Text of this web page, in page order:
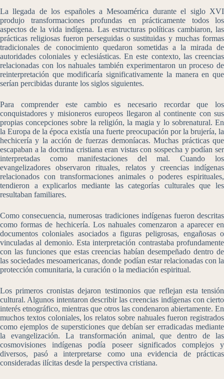
La llegada de los españoles a Mesoamérica durante el siglo XVI
produjo transformaciones profundas en prácticamente todos los
aspectos de la vida indígena. Las estructuras políticas cambiaron, las
prácticas religiosas fueron perseguidas o sustituidas y muchas formas
tradicionales de conocimiento quedaron sometidas a la mirada de
autoridades coloniales y eclesiásticas. En este contexto, las creencias
relacionadas con los nahuales también experimentaron un proceso de
reinterpretación que modificaría significativamente la manera en que
serían percibidas durante los siglos siguientes.
Para comprender este cambio es necesario recordar que los
conquistadores y misioneros europeos llegaron al continente con sus
propias concepciones sobre la religión, la magia y lo sobrenatural. En
la Europa de la época existía una fuerte preocupación por la brujería, la
hechicería y la acción de fuerzas demoníacas. Muchas prácticas que
escapaban a la doctrina cristiana eran vistas con sospecha y podían ser
interpretadas como manifestaciones del mal. Cuando los
evangelizadores observaron rituales, relatos y creencias indígenas
relacionados con transformaciones animales o poderes espirituales,
tendieron a explicarlos mediante las categorías culturales que les
resultaban familiares.
Como consecuencia, numerosas tradiciones indígenas fueron descritas
como formas de hechicería. Los nahuales comenzaron a aparecer en
documentos coloniales asociados a figuras peligrosas, engañosas o
vinculadas al demonio. Esta interpretación contrastaba profundamente
con las funciones que estas creencias habían desempeñado dentro de
las sociedades mesoamericanas, donde podían estar relacionadas con la
protección comunitaria, la curación o la mediación espiritual.
Los primeros cronistas dejaron testimonios que reflejan esta tensión
cultural. Algunos intentaron describir las creencias indígenas con cierto
interés etnográfico, mientras que otros las condenaron abiertamente. En
muchos textos coloniales, los relatos sobre nahuales fueron registrados
como ejemplos de supersticiones que debían ser erradicadas mediante
la evangelización. La transformación animal, que dentro de las
cosmovisiones indígenas podía poseer significados complejos y
diversos, pasó a interpretarse como una evidencia de prácticas
consideradas ilícitas desde la perspectiva cristiana.